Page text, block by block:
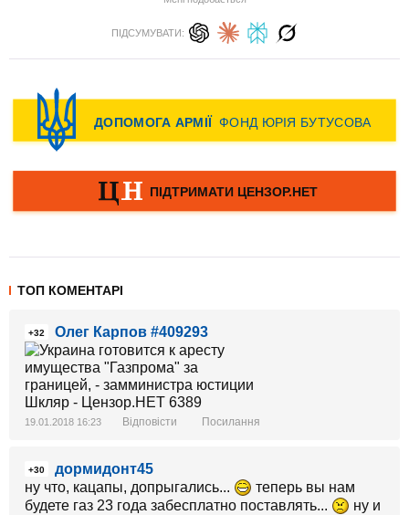
ПІДСУМУВАТИ:
ТОП КОМЕНТАРІ
+32 Олег Карпов #409293
19.01.2018 16:23 Відповісти Посилання
+30
дормидонт45
ну что, кацапы, допрыгались...
теперь вы нам
будете газ 23 года забесплатно поставлять...
ну и